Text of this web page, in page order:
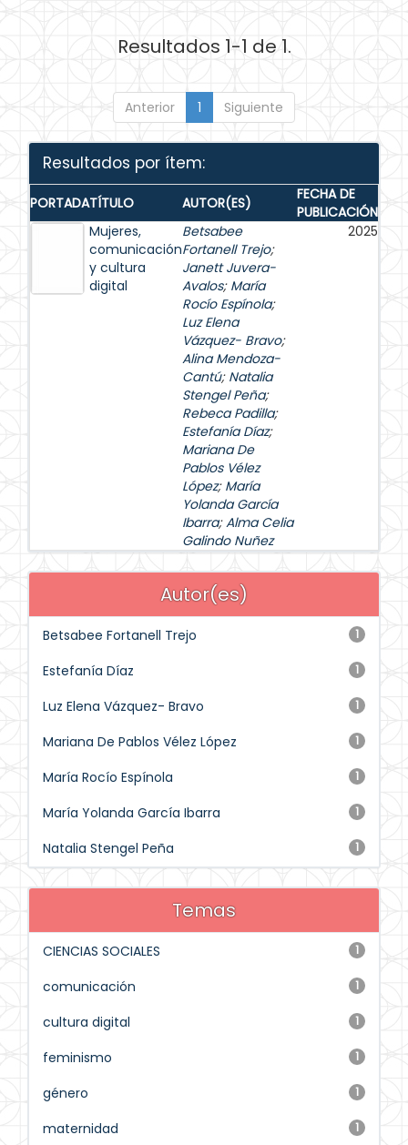
Resultados 1-1 de 1.
Anterior 1 Siguiente
Resultados por ítem:
PORTADATÍTULO AUTOR(ES)
FECHA DE
PUBLICACIÓN
Mujeres,
comunicación
y cultura
digital
Betsabee
Fortanell Trejo;
Janett Juvera-
Avalos; María
Rocío Espínola;
Luz Elena
Vázquez- Bravo;
Alina Mendoza-
Cantú; Natalia
Stengel Peña;
Rebeca Padilla;
Estefanía Díaz;
Mariana De
Pablos Vélez
López; María
Yolanda García
Ibarra;Alma Celia
Galindo Nuñez
2025
Autor(es)
1
Betsabee Fortanell Trejo
1
Estefanía Díaz
1
Luz Elena Vázquez- Bravo
1
Mariana De Pablos Vélez López
1
María Rocío Espínola
1
María Yolanda García Ibarra
1
Natalia Stengel Peña
Temas
1
CIENCIAS SOCIALES
1
comunicación
1
cultura digital
1
feminismo
1
género
1
maternidad